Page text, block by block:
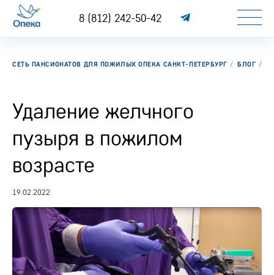
8 (812) 242-50-42
СЕТЬ ПАНСИОНАТОВ ДЛЯ ПОЖИЛЫХ ОПЕКА САНКТ-ПЕТЕРБУРГ БЛОГ
Удаление желчного
пузыря в пожилом
возрасте
19.02.2022